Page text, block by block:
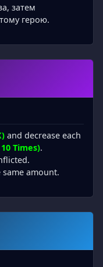
затем
герою.
and decrease each
Times).
amount.